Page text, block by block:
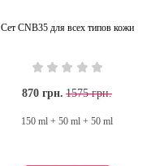
Сет CNB35 для всех типов кожи
870 грн. 1575 грн.
150 ml + 50 ml + 50 ml